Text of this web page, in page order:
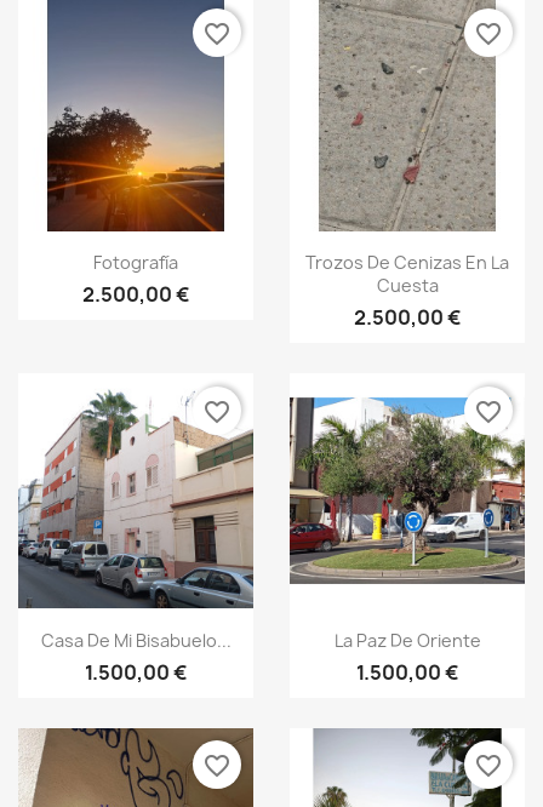
Fotografía
2.500,00 €
favorite_border
Trozos De Cenizas En La
Cuesta
2.500,00 €
favorite_border
Casa De Mi Bisabuelo...
1.500,00 €
favorite_border
La Paz De Oriente
1.500,00 €
favorite_border
favorite_border favorite_border